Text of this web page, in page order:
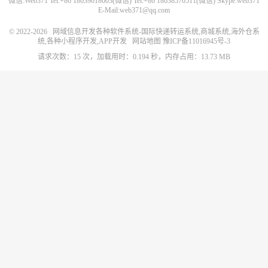
E-Mail:web371@qq.com
© 2022-2026
网域信息开发各种软件系统-国际快递转运系统,商城系统,海外仓系
统,各种小程序开发,APP开发
网站地图 豫ICP备11016945号-3
请求次数：15 次，加载用时：0.194 秒，内存占用：13.73 MB